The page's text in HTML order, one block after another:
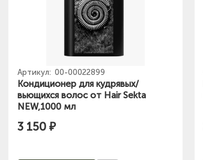
Артикул: 00-00022899
Кондиционер для кудрявых/
вьющихся волос от Hair Sekta
NEW,1000 мл
3 150 ₽